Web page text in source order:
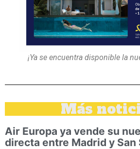
¡Ya se encuentra disponible la
Más
Air Europa ya vende su
directa entre Madrid y San